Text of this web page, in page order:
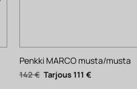
Penkki MARCO musta/musta
142€ Alkuperäinen
hinta
111€